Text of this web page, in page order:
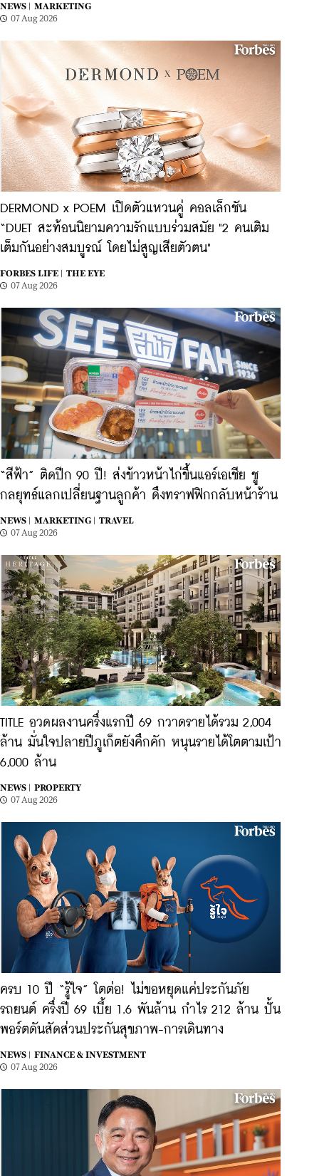
NEWS |
MARKETING
07 Aug 2026
DERMOND x POEM เปิดตัวแหวนคู่ คอลเล็กชัน
“DUET สะท้อนนิยามความรักแบบร่วมสมัย "2 คนเติม
เต็มกันอย่างสมบูรณ์ โดยไม่สูญเสียตัวตน"
FORBES LIFE |
THE EYE
07 Aug 2026
“สีฟ้า” ติดปีก 90 ปี! ส่งข้าวหน้าไก่ขึ้นแอร์เอเชีย ชู
กลยุทธ์แลกเปลี่ยนฐานลูกค้า ดึงทราฟฟิกกลับหน้าร้าน
NEWS | MARKETING |
TRAVEL
07 Aug 2026
TITLE อวดผลงานครึ่งแรกปี 69 กวาดรายได้รวม 2,004
ล้าน มั่นใจปลายปีภูเก็ตยังคึกคัก หนุนรายได้โตตามเป้า
6,000 ล้าน
NEWS |
PROPERTY
07 Aug 2026
ครบ 10 ปี “รู้ใจ” โตต่อ! ไม่ขอหยุดแค่ประกันภัย
รถยนต์ ครึ่งปี 69 เบี้ย 1.6 พันล้าน กำไร 212 ล้าน ปั้น
พอร์ตดันสัดส่วนประกันสุขภาพ-การเดินทาง
NEWS |
FINANCE & INVESTMENT
07 Aug 2026